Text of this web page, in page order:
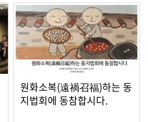
원화소복(遠禍召福)하는 동
지법회에 동참합시다.